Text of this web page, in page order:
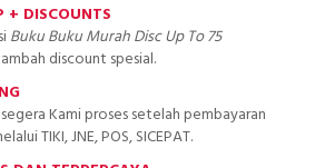
+ DISCOUNTS
Buku Buku Murah Disc Up To 75
discount spesial.
Kami proses setelah pembayaran
TIKI, JNE, POS, SICEPAT.